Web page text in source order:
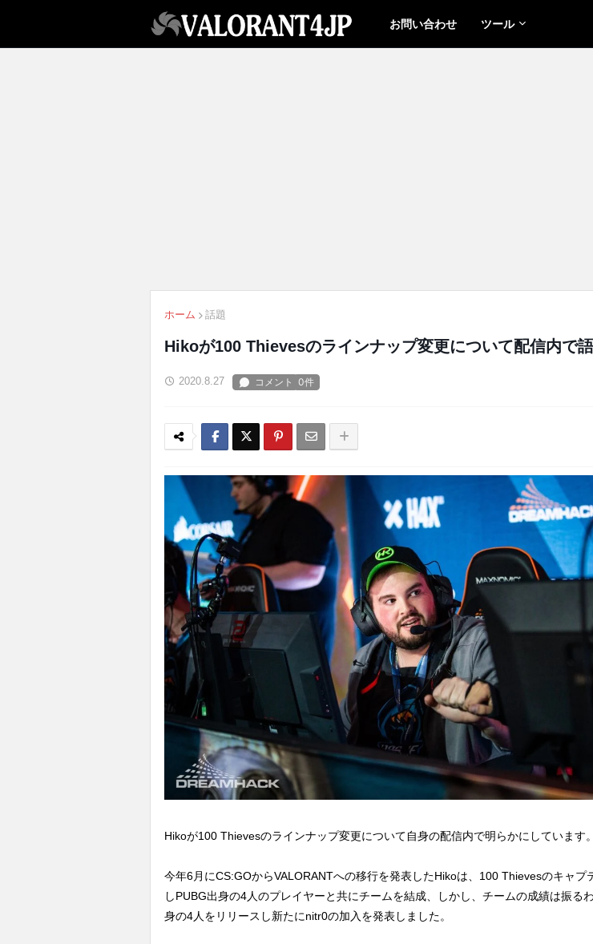
お問い合わせ ツール
ホーム 話題
Hikoが100 Thievesのラインナップ変更について配信内で
2020.8.27
Hikoが100 Thievesのラインナップ変更について自身の配信内で明らかにしています。
今年6月にCS:GOからVALORANTへの移行を発表したHikoは、100 Thievesのキャプ
しPUBG出身の4人のプレイヤーと共にチームを結成、しかし、チームの成績は振る
身の4人をリリースし新たにnitr0の加入を発表しました。